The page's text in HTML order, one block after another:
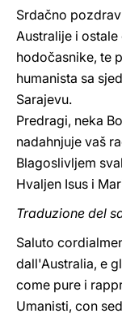
Srdačno
Australije i
hodočasnike, te
humanista sa
Sarajevu.
Predragi, neka
nadahnjuje vaš
Blagoslivljem
Hvaljen Isus i
Traduzione del
Saluto
dall'Australia, e
come pure i
Umanisti, con